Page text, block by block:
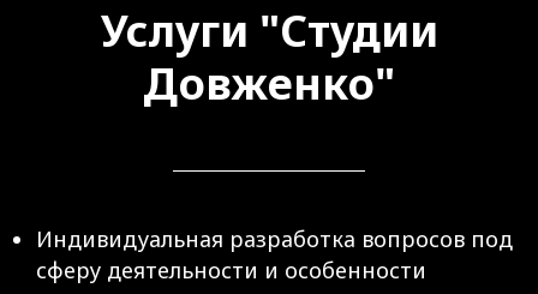
Услуги "Студии
Довженко"
Индивидуальная разработка вопросов под
сферу деятельности и особенности